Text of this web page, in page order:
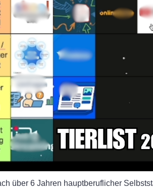
über 6 Jahren hauptberuflicher